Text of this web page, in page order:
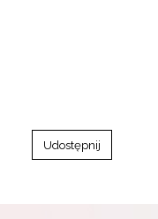
Udostępnij